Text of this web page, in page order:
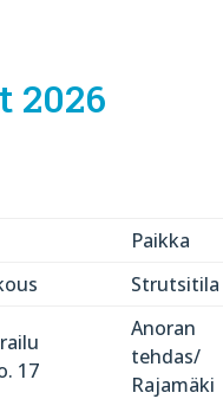
2026
Paikka
Strutsitila
17
Anoran
tehdas/
Rajamäki